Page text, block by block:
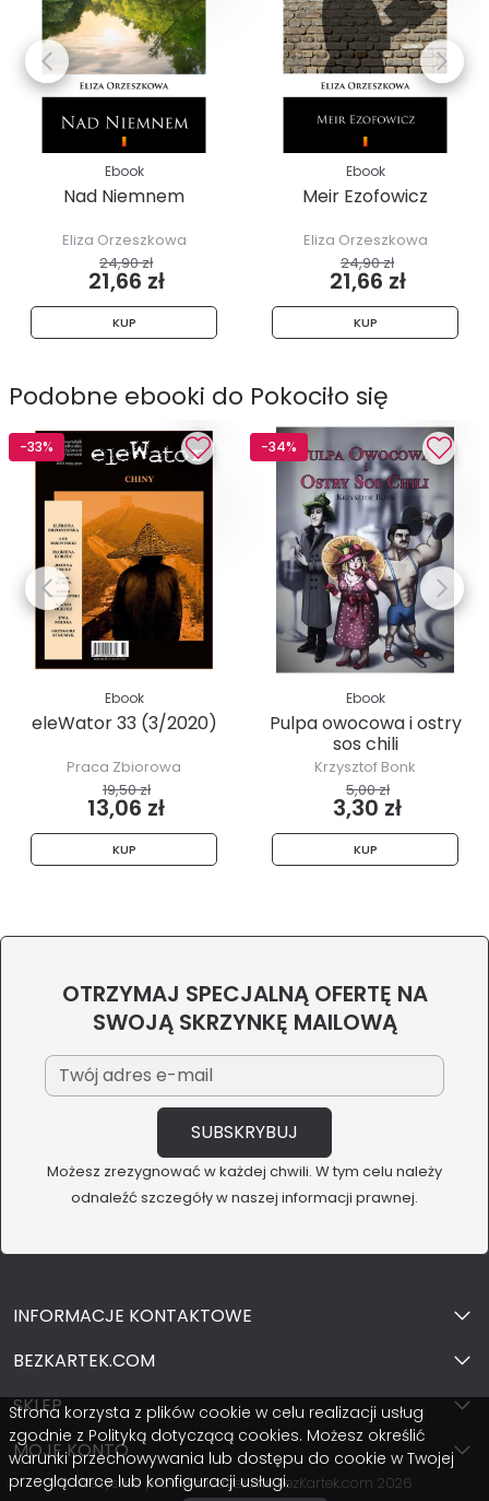
Ebook
Nad Niemnem
Eliza Orzeszkowa
24,90 zł
21,66 zł
KUP
Ebook
Meir Ezofowicz
Eliza Orzeszkowa
24,90 zł
21,66 zł
KUP
Podobne ebooki do Pokociło się
-33%
Ebook
eleWator 33 (3/2020)
Praca Zbiorowa
19,50 zł
13,06 zł
KUP
-34%
Ebook
Pulpa owocowa i ostry
sos chili
Krzysztof Bonk
5,00 zł
3,30 zł
KUP
OTRZYMAJ SPECJALNĄ OFERTĘ NA
SWOJĄ SKRZYNKĘ MAILOWĄ
Możesz zrezygnować w każdej chwili. W tym celu należy
odnaleźć szczegóły w naszej informacji prawnej.
INFORMACJE KONTAKTOWE
BEZKARTEK.COM
SKLEP
MOJE KONTO
Wszystkie prawa zastrzeżone BezKartek.com 2026
Strona korzysta z plików cookie w celu realizacji usług
zgodnie z Polityką dotyczącą cookies. Możesz określić
warunki przechowywania lub dostępu do cookie w Twojej
przeglądarce lub konfiguracji usługi.